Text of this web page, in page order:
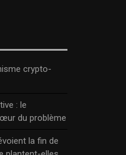
crypto-
: le
du problème
la fin de